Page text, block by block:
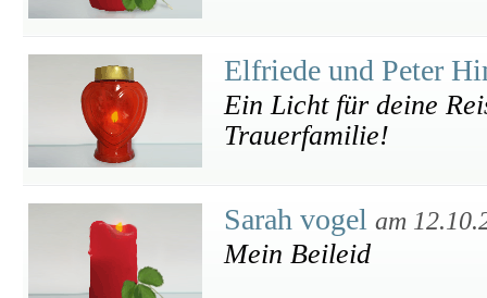
Elfriede und Peter
Ein Licht für deine
Trauerfamilie!
Sarah vogel am
Mein Beileid